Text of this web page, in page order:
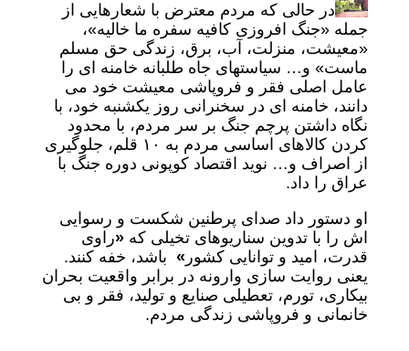
در حالی که مردم معترض با شعارهایی از
جمله «جنگ افروزی کافیه سفره ما خالیه»،
«معیشت، منزلت، آب، برق، زندگی حق مسلم
ماست» و… سیاستهای جاه طلبانه خامنه ای را
عامل اصلی فقر و فروپاشی معیشت خود می
دانند، خامنه ای در سخنرانی روز یکشنبه خود، با
نگاه داشتن پرچم جنگ بر سر مردم، با محدود
کردن کالاهای اساسی مردم به ۱۰ قلم، جلوگیری
از اصراف و… نوید اقتصاد کوپونی دوره جنگ با
عراق را داد.
او دستور داد صدای پرطنین شکست و رسوایی
اش را با تدوین سناریوهای تخیلی که «راوی
قدرت، امید و توانایی کشور » باشد، خفه کنند.
یعنی روایت سازی وارونه در برابر واقعیت بحران
بیکاری، تورم، تعطیلی صنایع و تولید، فقر و بی
خانمانی و فروپاشی زندگی مردم.